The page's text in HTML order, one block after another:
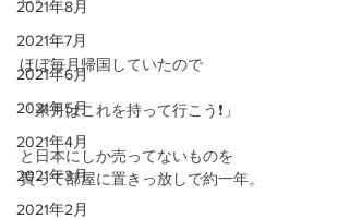
2021年8月
2021年7月
2021年6月
2021年5月
2021年4月
2021年3月
2021年2月
ほぼ毎月帰国していたので
「来月はこれを持って行こう❗️」
と日本にしか売ってないものを
買って部屋に置きっ放しで約一年。